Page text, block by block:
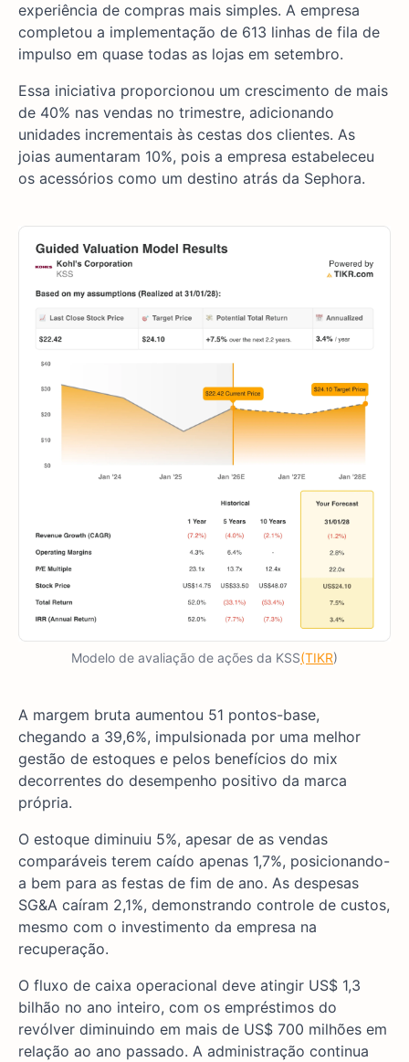
experiência de compras mais simples. A empresa
completou a implementação de 613 linhas de fila de
impulso em quase todas as lojas em setembro.
Essa iniciativa proporcionou um crescimento de mais
de 40% nas vendas no trimestre, adicionando
unidades incrementais às cestas dos clientes. As
joias aumentaram 10%, pois a empresa estabeleceu
os acessórios como um destino atrás da Sephora.
Modelo de avaliação de ações da KSS(TIKR)
A margem bruta aumentou 51 pontos-base,
chegando a 39,6%, impulsionada por uma melhor
gestão de estoques e pelos benefícios do mix
decorrentes do desempenho positivo da marca
própria.
O estoque diminuiu 5%, apesar de as vendas
comparáveis terem caído apenas 1,7%, posicionando-
a bem para as festas de fim de ano. As despesas
SG&A caíram 2,1%, demonstrando controle de custos,
mesmo com o investimento da empresa na
recuperação.
O fluxo de caixa operacional deve atingir US$ 1,3
bilhão no ano inteiro, com os empréstimos do
revólver diminuindo em mais de US$ 700 milhões em
relação ao ano passado. A administração continua